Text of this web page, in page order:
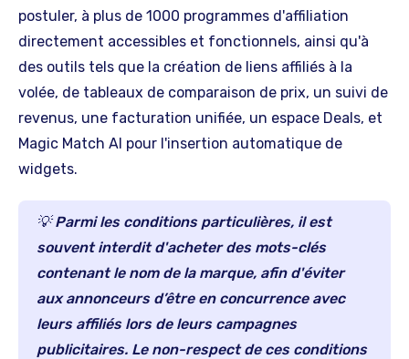
postuler, à plus de 1000 programmes d'affiliation
directement accessibles et fonctionnels, ainsi qu'à
des outils tels que la création de liens affiliés à la
volée, de tableaux de comparaison de prix, un suivi de
revenus, une facturation unifiée, un espace Deals, et
Magic Match AI pour l'insertion automatique de
widgets.
💡 Parmi les conditions particulières, il est
souvent interdit d'acheter des mots-clés
contenant le nom de la marque, afin d'éviter
aux annonceurs d’être en concurrence avec
leurs affiliés lors de leurs campagnes
publicitaires. Le non-respect de ces conditions